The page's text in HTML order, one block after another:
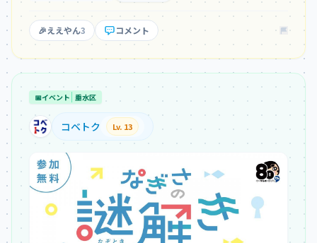
🎉ええやん3 コメント
📅イベント 垂水区
コベトク Lv. 13